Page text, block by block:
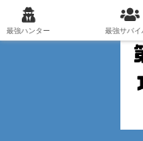
最強ハンター 最強サバイ